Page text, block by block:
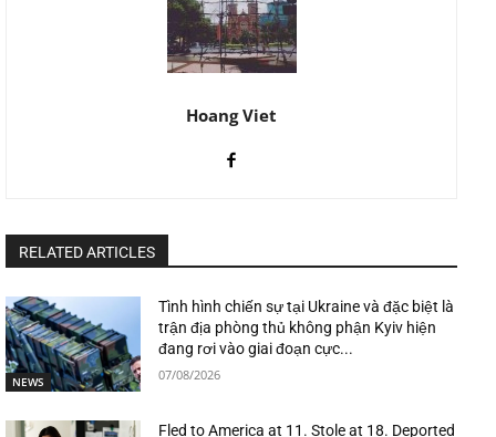
Hoang Viet
RELATED ARTICLES
NEWS
Tình hình chiến sự tại Ukraine và đặc biệt là
trận địa phòng thủ không phận Kyiv hiện
đang rơi vào giai đoạn cực...
07/08/2026
Fled to America at 11. Stole at 18. Deported